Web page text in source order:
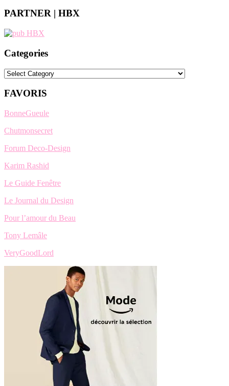
PARTNER | HBX
Categories
Categories
FAVORIS
BonneGueule
Chutmonsecret
Forum Deco-Design
Karim Rashid
Le Guide Fenêtre
Le Journal du Design
Pour l’amour du Beau
Tony Lemâle
VeryGoodLord